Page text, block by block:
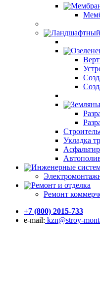
Ландшафтный
Укладка
Инженерные
Ремонт и отделка
Ремонт
+7 (800) 2015-733
e-mail: kzn@stroy-